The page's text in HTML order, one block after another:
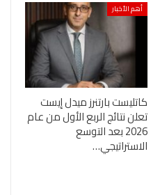
أهم الأخبار
كاتليست بارتنرز ميدل إيست
تعلن نتائج الربع الأول من عام
2026 بعد التوسع
الاستراتيجي…